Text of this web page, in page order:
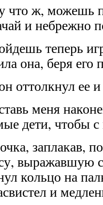
что ж, можешь
и небрежно
теперь
она, беря его
оттолкнул ее
меня
дети, чтобы
заплакав,
выражавшую
кольцо на
и